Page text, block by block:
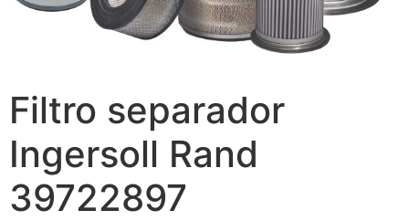
Filtro separador
Ingersoll Rand
39722897